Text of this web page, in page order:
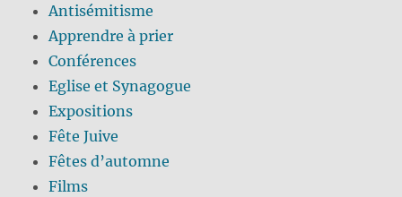
Antisémitisme
Apprendre à prier
Conférences
Eglise et Synagogue
Expositions
Fête Juive
Fêtes d’automne
Films